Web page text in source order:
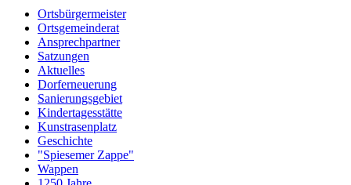
Ortsbürgermeister
Ortsgemeinderat
Ansprechpartner
Satzungen
Aktuelles
Dorferneuerung
Sanierungsgebiet
Kindertagesstätte
Kunstrasenplatz
Geschichte
"Spiesemer Zappe"
Wappen